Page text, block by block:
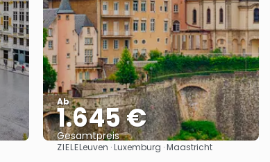
Ab
1.645 €
Gesamtpreis
Sehen
ZIELELeuven · Luxemburg · Maastricht